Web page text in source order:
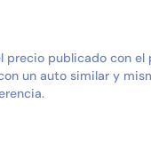
precio publicado con
un auto similar y